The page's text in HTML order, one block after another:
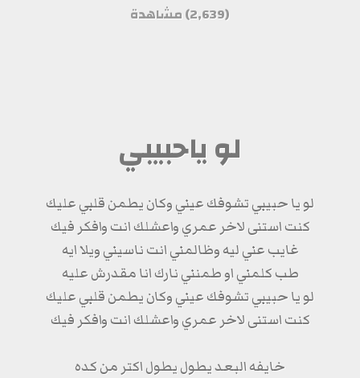
(2,639) مشاهدة
لو ياحبيبي
لو يا حبيبي تشوفك عيني وكان يطمن قلبي عليك
كنت استنى لاخر عمري واعشلك انت وافكر فيك
غايب عني ليه وظالمني انت ناسيني ويلا ايه
طب كلمني او طمنني نارك انا مقدرش عليه
لو يا حبيبي تشوفك عيني وكان يطمن قلبي عليك
كنت استنى لاخر عمري واعشلك انت وافكر فيك
خايفه البعد يطول يطول اكتر من كده